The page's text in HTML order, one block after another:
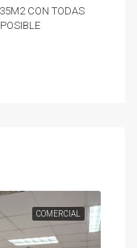
con todas
COMERCIAL